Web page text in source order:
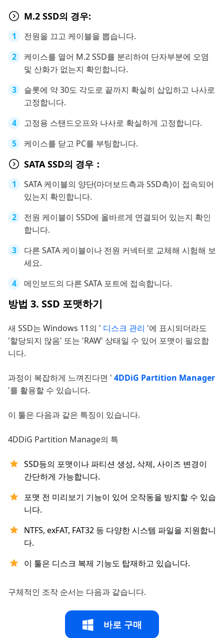
M.2 SSD의 경우:
전원을 끄고 케이블을 뽑습니다.
케이스를 열어 M.2 SSD를 분리하여 단자부분에 오염
및 산화가 없는지 확인합니다.
슬롯에 약 30도 각도로 끝까지 확실히 삽입하고 나사로
고정합니다.
고정용 스탠드오프와 나사로 확실하게 고정합니다.
케이스를 닫고 PC를 부팅합니다.
SATA SSD의 경우：
SATA 케이블의 양단(마더보드측과 SSD측)이 접속되어
있는지 확인합니다.
전원 케이블이 SSD에 올바르게 연결되어 있는지 확인
합니다.
다른 SATA 케이블이나 전원 커넥터로 교체해 시험해 보
세요.
메인보드의 다른 SATA 포트에 접속합니다.
방법 3. SSD 포맷하기
새 SSD는 Windows 11의 ' 디스크 관리 '에 표시되더라도
'할당되지 않음' 또는 'RAW' 상태일 수 있어 포맷이 필요합
니다.
과정이 복잡하게 느껴진다면 ' 4DDiG Partition Manager
'를 활용할 수 있습니다.
이 툴은 다음과 같은 특징이 있습니다.
4DDiG Partition Manage의 특
SSD등의 포맷이나 파티션 생성, 삭제, 사이즈 변경이
간단하게 가능합니다.
포맷 전 미리보기 기능이 있어 오작동을 방지할 수 있습
니다.
NTFS, exFAT, FAT32 등 다양한 시스템 파일을 지원합니
다.
이 툴은 디스크 복제 기능도 탑재하고 있습니다.
구체적인 조작 순서는 다음과 같습니다.
바로 구매